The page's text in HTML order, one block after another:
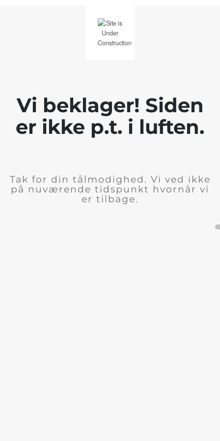
Vi beklager! Siden
er ikke p.t. i luften.
Tak for din tålmodighed. Vi ved ikke
på nuværende tidspunkt hvornår vi
er tilbage.